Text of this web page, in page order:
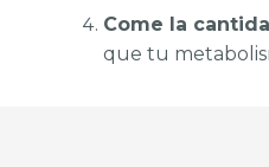
Come la
que tu